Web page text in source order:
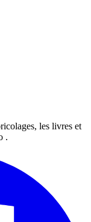
les livres et
.